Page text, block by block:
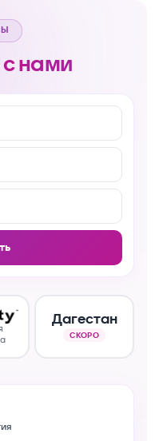
нами
Дагестан
СКОРО